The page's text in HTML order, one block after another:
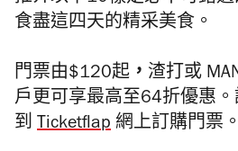
食盡這四天的精采美食。
門票由$120起 ， 渣打或
戶更可享最高至64折優惠。
到 Ticketflap 網上訂購門票。